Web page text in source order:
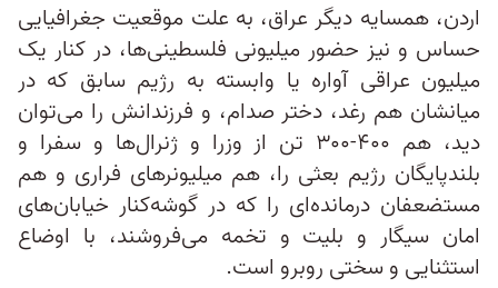
اردن، همسایه دیگر عراق، به علت موقعیت جغرافیایی
حساس و نیز حضور میلیونی فلسطینی‌ها، در کنار یک
میلیون عراقی آواره یا وابسته به رژیم سابق که در
میانشان هم رغد، دختر صدام، و فرزندانش را می‌توان
دید، هم ۴۰۰-۳۰۰ تن از وزرا و ژنرال‌ها و سفرا و
بلندپایگان رژیم بعثی را، هم میلیونرهای فراری و هم
مستضعفان درمانده‌ای را که در گوشه‌کنار خیابان‌های
امان سیگار و بلیت و تخمه می‌فروشند، با اوضاع
استثنایی و سختی روبرو است.